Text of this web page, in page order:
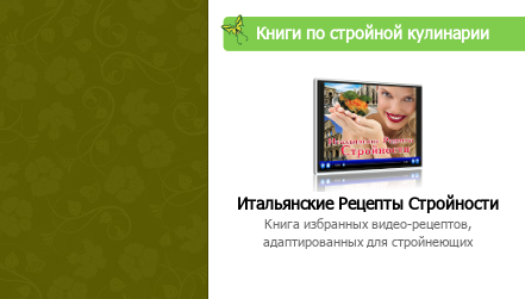
Книги по стройной кулинарии
Итальянские Рецепты Стройности
Книга избранных видео-рецептов,
адаптированных для стройнеющих